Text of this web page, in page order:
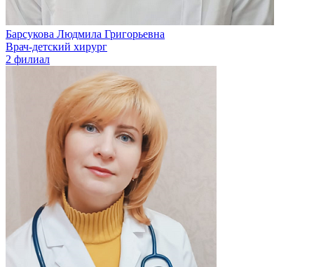
Барсукова Людмила Григорьевна
Врач-детский хирург
2 филиал